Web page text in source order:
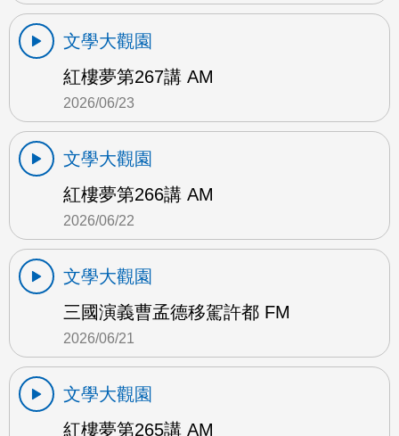
文學大觀園
紅樓夢第267講 AM
2026/06/23
文學大觀園
紅樓夢第266講 AM
2026/06/22
文學大觀園
三國演義曹孟德移駕許都 FM
2026/06/21
文學大觀園
紅樓夢第265講 AM